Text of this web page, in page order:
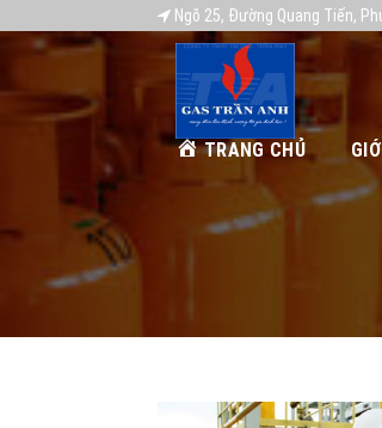
Ngõ 25, Đường Quang Tiến,
TRANG CHỦ